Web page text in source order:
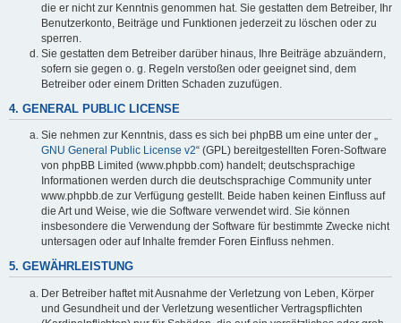
die er nicht zur Kenntnis genommen hat. Sie gestatten dem Betreiber, Ihr
Benutzerkonto, Beiträge und Funktionen jederzeit zu löschen oder zu
sperren.
Sie gestatten dem Betreiber darüber hinaus, Ihre Beiträge abzuändern,
sofern sie gegen o. g. Regeln verstoßen oder geeignet sind, dem
Betreiber oder einem Dritten Schaden zuzufügen.
4. GENERAL PUBLIC LICENSE
Sie nehmen zur Kenntnis, dass es sich bei phpBB um eine unter der „
GNU General Public License v2“ (GPL) bereitgestellten Foren-Software
von phpBB Limited (www.phpbb.com) handelt; deutschsprachige
Informationen werden durch die deutschsprachige Community unter
www.phpbb.de zur Verfügung gestellt. Beide haben keinen Einfluss auf
die Art und Weise, wie die Software verwendet wird. Sie können
insbesondere die Verwendung der Software für bestimmte Zwecke nicht
untersagen oder auf Inhalte fremder Foren Einfluss nehmen.
5. GEWÄHRLEISTUNG
Der Betreiber haftet mit Ausnahme der Verletzung von Leben, Körper
und Gesundheit und der Verletzung wesentlicher Vertragspflichten